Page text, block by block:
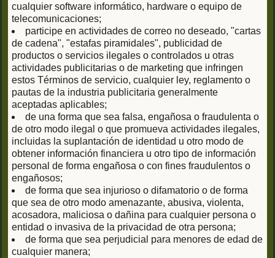
cualquier software informático, hardware o equipo de
telecomunicaciones;
participe en actividades de correo no deseado, "cartas
de cadena", "estafas piramidales", publicidad de
productos o servicios ilegales o controlados u otras
actividades publicitarias o de marketing que infringen
estos Términos de servicio, cualquier ley, reglamento o
pautas de la industria publicitaria generalmente
aceptadas aplicables;
de una forma que sea falsa, engañosa o fraudulenta o
de otro modo ilegal o que promueva actividades ilegales,
incluidas la suplantación de identidad u otro modo de
obtener información financiera u otro tipo de información
personal de forma engañosa o con fines fraudulentos o
engañosos;
de forma que sea injurioso o difamatorio o de forma
que sea de otro modo amenazante, abusiva, violenta,
acosadora, maliciosa o dañina para cualquier persona o
entidad o invasiva de la privacidad de otra persona;
de forma que sea perjudicial para menores de edad de
cualquier manera;